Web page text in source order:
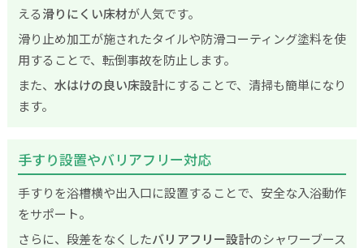
える滑りにくい床材が人気です。
滑り止め加工が施されたタイルや防滑コーティング塗料を使
用することで、転倒事故を防止します。
また、 水はけの良い床設計にすることで、清掃も簡単になり
ます。
手すり設置やバリアフリー対応
手すりを浴槽横や出入口に設置することで、安全な入浴動作
をサポート。
さらに、段差をなくしたバリアフリー設計のシャワーブース